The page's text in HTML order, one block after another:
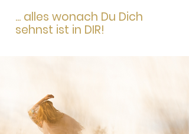
... alles wonach Du Dich
sehnst ist in DIR!